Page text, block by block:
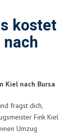
kostet
Kiel nach Bursa
fragst dich,
Fink Kiel
Umzug